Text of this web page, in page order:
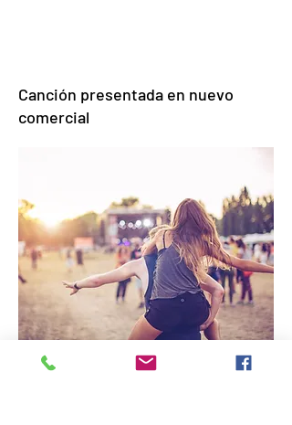
Canción presentada en nuevo
comercial
11 de febrero de 2010